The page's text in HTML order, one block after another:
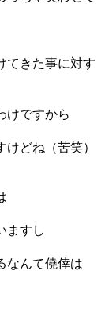
てきた事に対す
けですから
どね（苦笑）
ますし
なんて僥倖は